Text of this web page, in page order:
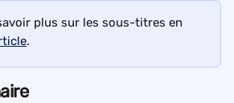
plus sur les sous-titres en
.